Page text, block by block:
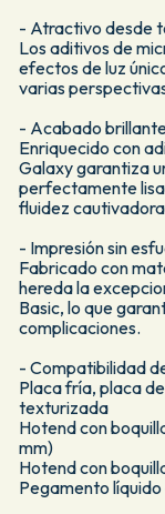
- Atractivo desde
Los aditivos de
efectos de luz
varias
- Acabado
Enriquecido con
Galaxy garantiza
perfectamente
fluidez
- Impresión sin
Fabricado con
hereda la
Basic, lo que
complicaciones.
- Compatibilidad
Placa fría, placa
texturizada
Hotend con
mm)
Hotend con
Pegamento